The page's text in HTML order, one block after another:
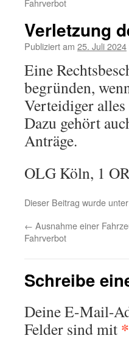
Fahrverbot
Verletzung
Publiziert am 25. Juli 2024
Eine
begründen,
Verteidiger
Dazu gehört
Anträge.
OLG Köln, 1
Dieser Beitrag wurde unter
← Ausnahme einer
Fahrverbot
Schreibe
Deine E-Mail-
Felder sind mit *